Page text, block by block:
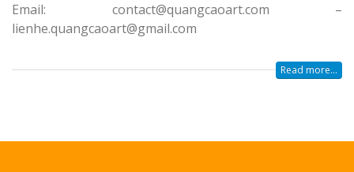
Email: contact@quangcaoart.com –
lienhe.quangcaoart@gmail.com
Read more...